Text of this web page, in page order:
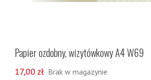
Papier ozdobny, wizytówkowy A4 W69
17,00 zł Brak w magazynie